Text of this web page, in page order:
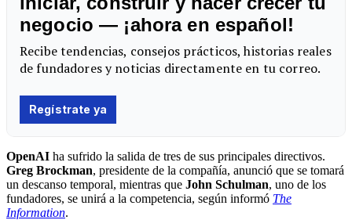
OpenAI ha sufrido la salida de tres de sus principales directivos.
Greg Brockman, presidente de la compañía, anunció que se tomará
un descanso temporal, mientras que John Schulman, uno de los
fundadores, se unirá a la competencia, según informó The
Information.